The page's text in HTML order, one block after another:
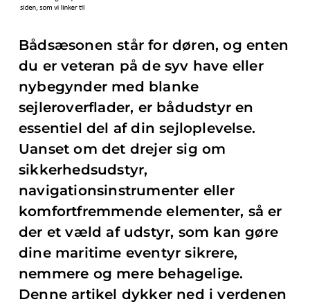
Bådsæsonen står for døren, og enten
du er veteran på de syv have eller
nybegynder med blanke
sejleroverflader, er bådudstyr en
essentiel del af din sejloplevelse.
Uanset om det drejer sig om
sikkerhedsudstyr,
navigationsinstrumenter eller
komfortfremmende elementer, så er
der et væld af udstyr, som kan gøre
dine maritime eventyr sikrere,
nemmere og mere behagelige.
Denne artikel dykker ned i verdenen